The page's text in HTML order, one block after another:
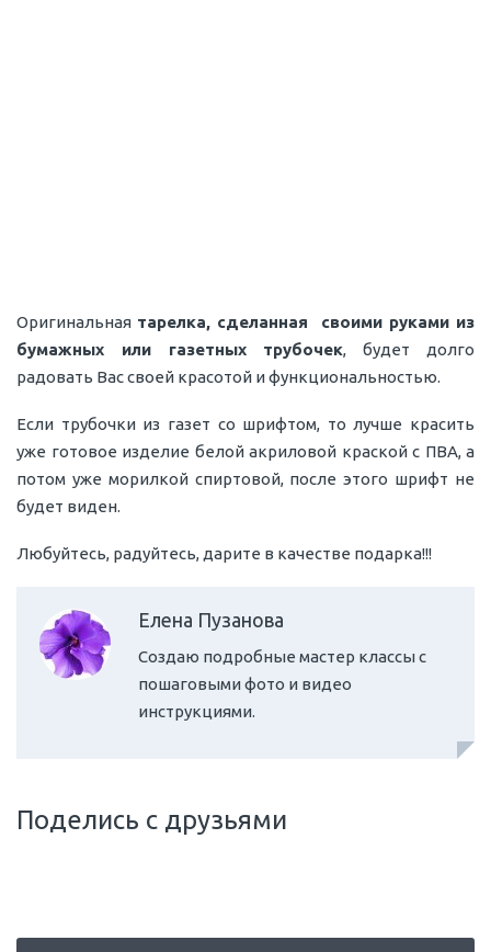
Оригинальная тарелка, сделанная своими руками из
бумажных или газетных трубочек, будет долго
радовать Вас своей красотой и функциональностью.
Если трубочки из газет со шрифтом, то лучше красить
уже готовое изделие белой акриловой краской с ПВА, а
потом уже морилкой спиртовой, после этого шрифт не
будет виден.
Любуйтесь, радуйтесь, дарите в качестве подарка!!!
Елена Пузанова
Создаю подробные мастер классы с
пошаговыми фото и видео
инструкциями.
Поделись с друзьями